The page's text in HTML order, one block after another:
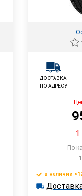
ДОСТАВКА
ПО АДРЕСУ
1
По
в наличии >12
в наличии